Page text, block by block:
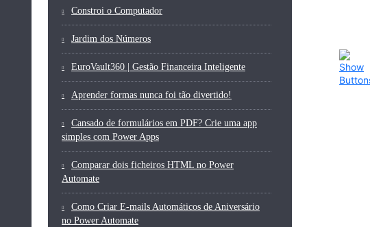
Constroi o Computador
Jardim dos Números
EuroVault360 | Gestão Financeira Inteligente
Aprender formas nunca foi tão divertido!
Cansado de formulários em PDF? Crie uma app
simples com Power Apps
Comparar dois ficheiros HTML no Power
Automate
Como Criar E-mails Automáticos de Aniversário
no Power Automate